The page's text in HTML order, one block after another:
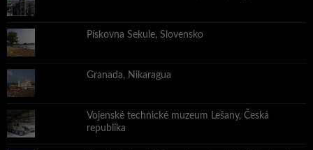
Pískovna Sekule, Slovensko
Granada, Nikaragua
Vojenské technické muzeum Lešany, Česká
republika